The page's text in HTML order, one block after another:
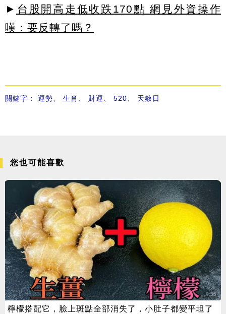
► 台股開高走低收跌170點 網見外資操作
嘆：要反轉了嗎？
關鍵字： 運勢 生肖 財運 520 天赦日
您也可能喜歡
檸檬搭配它，臉上斑點全部消失了，小肚子都變平坦了